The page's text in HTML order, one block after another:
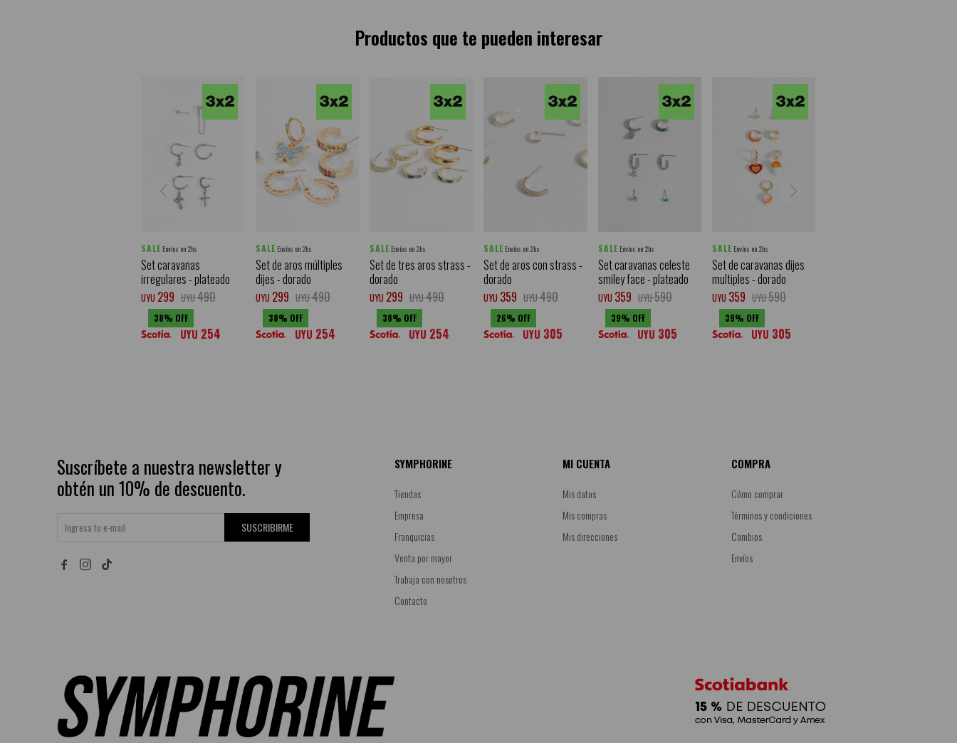
Productos que te pueden interesar
SALE Envíos en 2hs
Set caravanas
irregulares - plateado
UYU 299 UYU490
38
UYU 254
SALE Envíos en 2hs
Set de aros múltiples
dijes - dorado
UYU 299 UYU490
38
UYU 254
SALE Envíos en 2hs
Set de tres aros strass -
dorado
UYU 299 UYU490
38
UYU 254
SALE Envíos en 2hs
Set de aros con strass -
dorado
UYU 359 UYU490
26
UYU 305
SALE Envíos en 2hs
Set caravanas celeste
smiley face - plateado
UYU 359 UYU590
39
UYU 305
SALE Envíos en 2hs
Set de caravanas dijes
multiples - dorado
UYU 359 UYU590
39
UYU 305
Suscríbete a nuestra newsletter y
obtén un 10% de descuento.
SUSCRIBIRME
 
SYMPHORINE
Tiendas
Empresa
Franquicias
Venta por mayor
Trabaja con nosotros
Contacto
MI CUENTA
Mis datos
Mis compras
Mis direcciones
COMPRA
Cómo comprar
Términos y condiciones
Cambios
Envíos